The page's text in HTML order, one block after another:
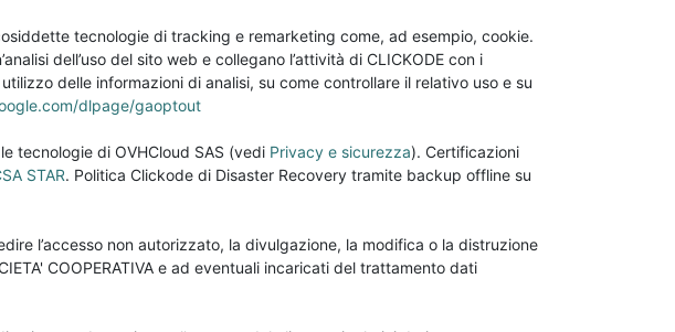
tecnologie di tracking e remarketing come, ad esempio, cookie.
dell’uso del sito web e collegano l’attività di CLICKODE con i
delle informazioni di analisi, su come controllare il relativo uso e su
dlpage/gaoptout
tecnologie di OVHCloud SAS (vedi Privacy e sicurezza). Certificazioni
STAR. Politica Clickode di Disaster Recovery tramite backup offline su
l’accesso non autorizzato, la divulgazione, la modifica o la distruzione
COOPERATIVA e ad eventuali incaricati del trattamento dati